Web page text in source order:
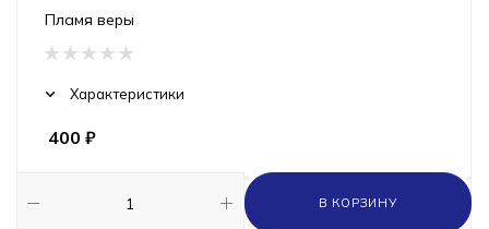
Пламя веры
Характеристики
400 ₽
В КОРЗИНУ